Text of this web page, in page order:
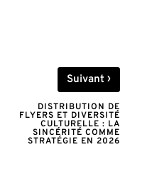
Suivant›
DISTRIBUTION DE
FLYERS ET DIVERSITÉ
CULTURELLE : LA
SINCÉRITÉ COMME
STRATÉGIE EN 2026